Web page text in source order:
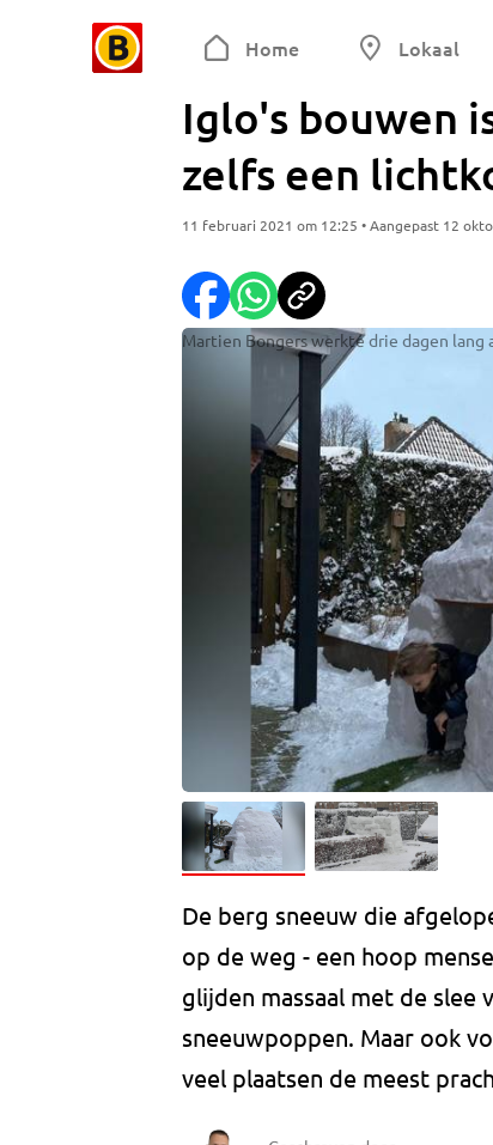
Home Lokaal
Iglo's bouwen
zelfs een
11 februari 2021 om 12:25 • Aangepast 12
Martien Bongers werkte drie dagen
De berg sneeuw die
op de weg - een hoop
glijden massaal met de slee
sneeuwpoppen. Maar ook
veel plaatsen de meest